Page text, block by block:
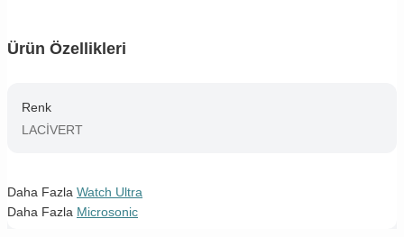
Ürün Özellikleri
Renk
LACİVERT
Daha Fazla Watch Ultra
Daha Fazla Microsonic